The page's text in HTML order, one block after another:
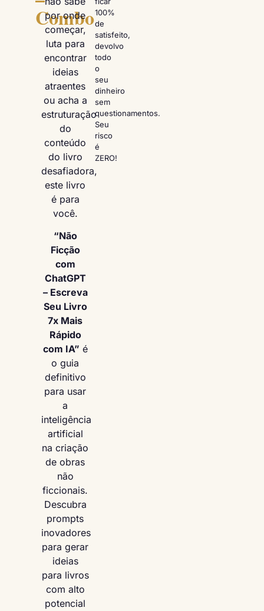
Combo
por onde
começar,
luta para
encontrar
ideias
atraentes
ou acha a
estruturação
do
conteúdo
do livro
desafiadora,
este livro
é para
você.
“Não
Ficção
com
ChatGPT
– Escreva
Seu Livro
7x Mais
Rápido
com IA” é
o guia
definitivo
para usar
a
inteligência
artificial
na criação
de obras
não
ficcionais.
Descubra
prompts
inovadores
para gerar
ideias
para livros
com alto
potencial
100%
de
satisfeito,
devolvo
todo
o
seu
dinheiro
sem
questionamentos.
Seu
risco
é
ZERO!